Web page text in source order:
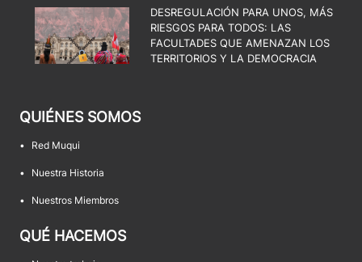
DESREGULACIÓN PARA UNOS, MÁS
RIESGOS PARA TODOS: LAS
FACULTADES QUE AMENAZAN LOS
TERRITORIOS Y LA DEMOCRACIA
QUIÉNES SOMOS
• Red Muqui
• Nuestra Historia
• Nuestros Miembros
QUÉ HACEMOS